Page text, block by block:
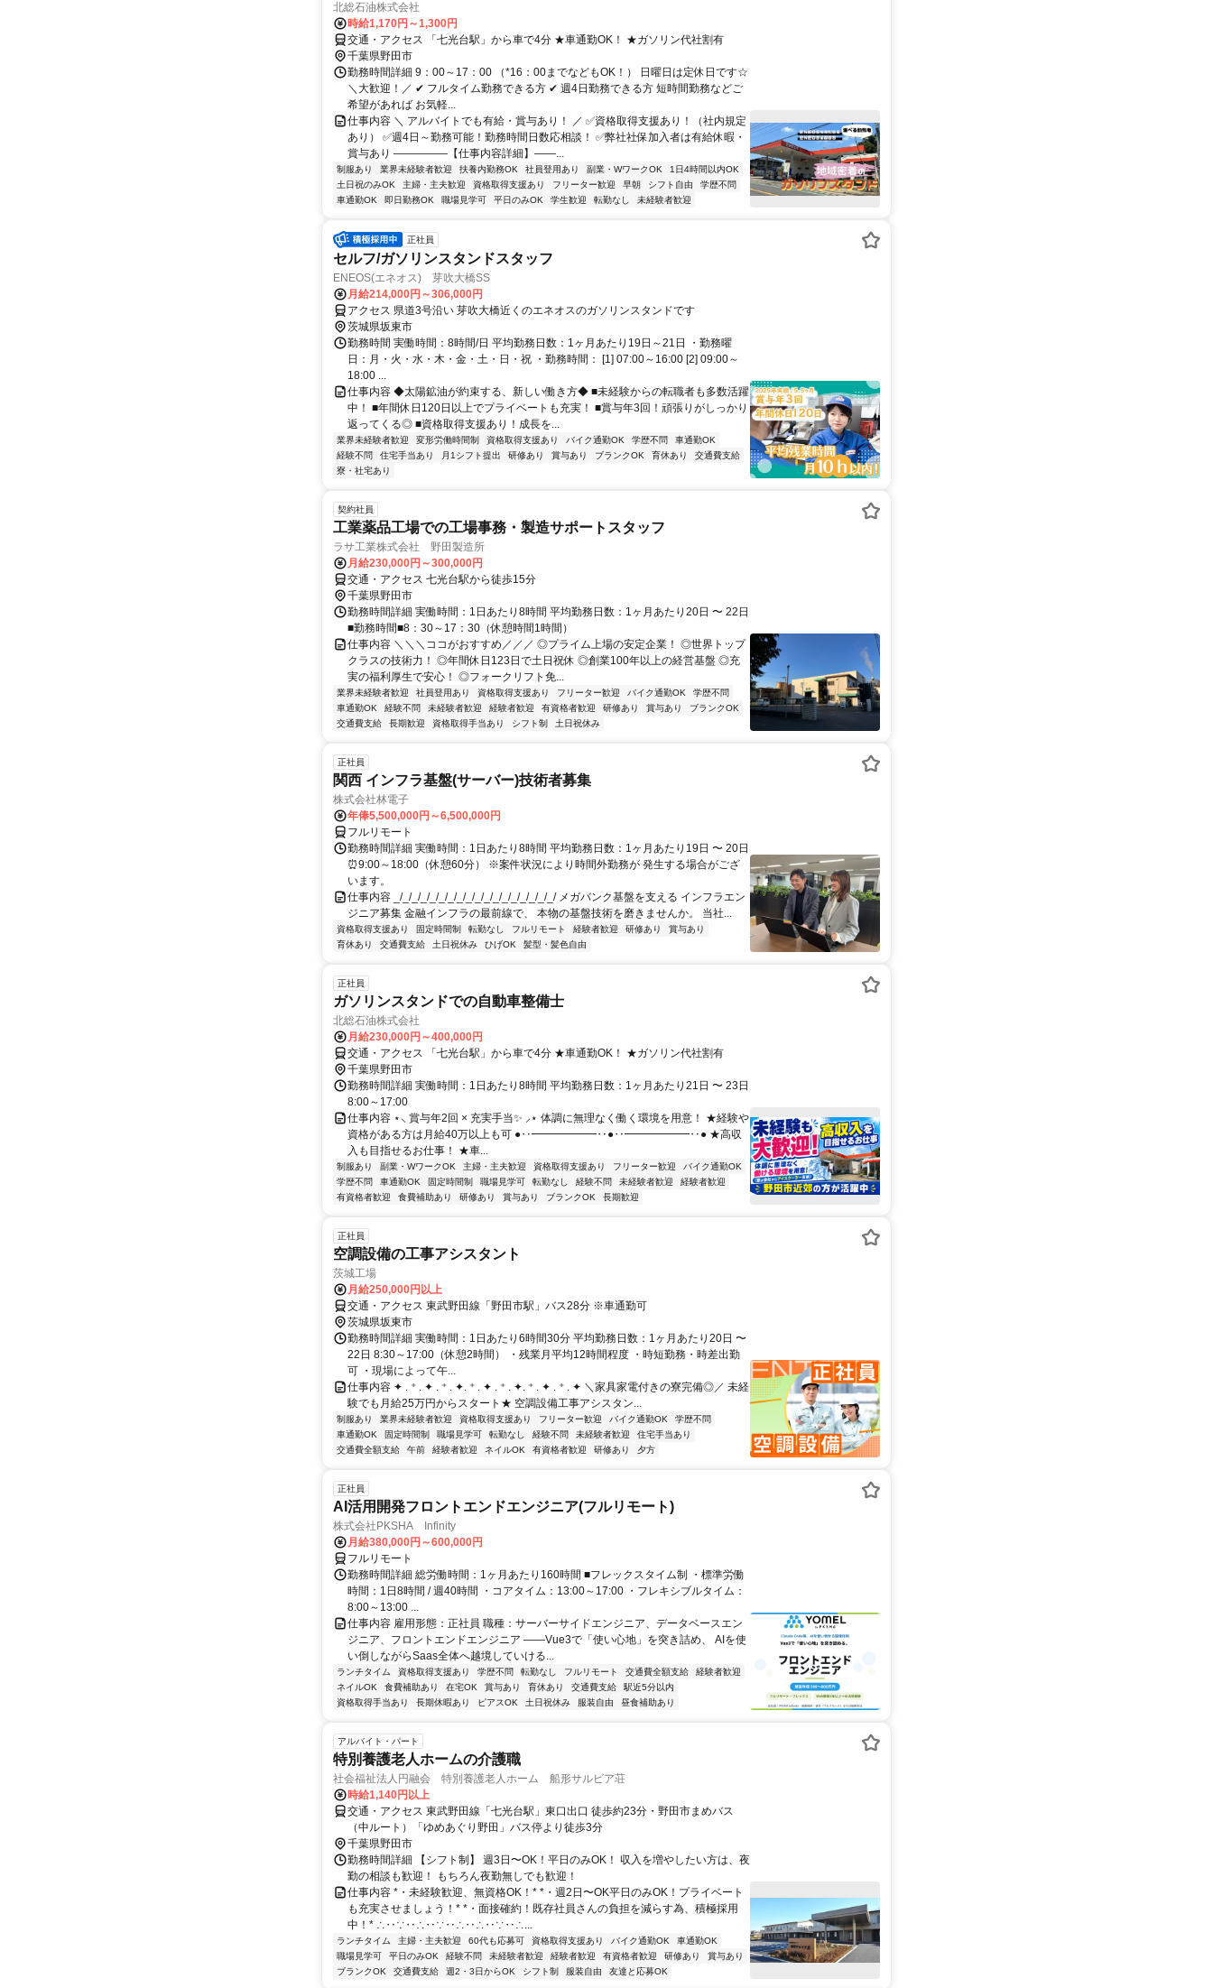
北総石油株式会社
時給1,170円～1,300円
交通・アクセス 「七光台駅」から車で4分 ★車通勤OK！ ★ガソリン代社割有
千葉県野田市
勤務時間詳細 9：00～17：00 （*16：00までなどもOK！） 日曜日は定休日です☆
＼大歓迎！／ ✔ フルタイム勤務できる方 ✔ 週4日勤務できる方 短時間勤務などご
希望があれば お気軽...
仕事内容 ＼ アルバイトでも有給・賞与あり！ ／ ✅資格取得支援あり！（社内規定
あり） ✅週4日～勤務可能！勤務時間日数応相談！ ✅弊社社保加入者は有給休暇・
賞与あり ―――――【仕事内容詳細】――...
制服あり 業界未経験者歓迎 扶養内勤務OK 社員登用あり 副業・WワークOK
1日4時間以内OK
土日祝のみOK
主婦・主夫歓迎 資格取得支援あり フリーター歓迎 早朝 シフト自由
学歴不問
車通勤OK
即日勤務OK 職場見学可 平日のみOK 学生歓迎 転勤なし 未経験者歓迎
正社員
セルフ/ガソリンスタンドスタッフ
ENEOS(エネオス) 芽吹大橋SS
月給214,000円～306,000円
アクセス 県道3号沿い 芽吹大橋近くのエネオスのガソリンスタンドです
茨城県坂東市
勤務時間 実働時間：8時間/日 平均勤務日数：1ヶ月あたり19日～21日 ・勤務曜
日：月・火・水・木・金・土・日・祝 ・勤務時間： [1] 07:00～16:00 [2] 09:00～
18:00 ...
仕事内容 ◆太陽鉱油が約束する、新しい働き方◆ ■未経験からの転職者も多数活躍
中！ ■年間休日120日以上でプライベートも充実！ ■賞与年3回！頑張りがしっかり
返ってくる◎ ■資格取得支援あり！成長を...
業界未経験者歓迎 変形労働時間制 資格取得支援あり バイク通勤OK 学歴不問
車通勤OK
経験不問
住宅手当あり 月1シフト提出 研修あり 賞与あり ブランクOK 育休あり
交通費支給
寮・社宅あり
契約社員
工業薬品工場での工場事務・製造サポートスタッフ
ラサ工業株式会社 野田製造所
月給230,000円～300,000円
交通・アクセス 七光台駅から徒歩15分
千葉県野田市
勤務時間詳細 実働時間：1日あたり8時間 平均勤務日数：1ヶ月あたり20日 〜 22日
■勤務時間■8：30～17：30（休憩時間1時間）
仕事内容 ＼＼＼ココがおすすめ／／／ ◎プライム上場の安定企業！ ◎世界トップ
クラスの技術力！ ◎年間休日123日で土日祝休 ◎創業100年以上の経営基盤 ◎充
実の福利厚生で安心！ ◎フォークリフト免...
業界未経験者歓迎 社員登用あり 資格取得支援あり フリーター歓迎 バイク通勤OK
学歴不問
車通勤OK
経験不問 未経験者歓迎 経験者歓迎 有資格者歓迎 研修あり 賞与あり
ブランクOK
交通費支給
長期歓迎 資格取得手当あり シフト制 土日祝休み
正社員
関西 インフラ基盤(サーバー)技術者募集
株式会社林電子
年俸5,500,000円～6,500,000円
フルリモート
勤務時間詳細 実働時間：1日あたり8時間 平均勤務日数：1ヶ月あたり19日 〜 20日
⏰9:00～18:00（休憩60分） ※案件状況により時間外勤務が 発生する場合がござ
います。
仕事内容 _/_/_/_/_/_/_/_/_/_/_/_/_/_/_/_/_/_/ メガバンク基盤を支える インフラエン
ジニア募集 金融インフラの最前線で、 本物の基盤技術を磨きませんか。 当社...
資格取得支援あり 固定時間制 転勤なし フルリモート 経験者歓迎 研修あり
賞与あり
育休あり
交通費支給 土日祝休み ひげOK 髪型・髪色自由
正社員
ガソリンスタンドでの自動車整備士
北総石油株式会社
月給230,000円～400,000円
交通・アクセス 「七光台駅」から車で4分 ★車通勤OK！ ★ガソリン代社割有
千葉県野田市
勤務時間詳細 実働時間：1日あたり8時間 平均勤務日数：1ヶ月あたり21日 〜 23日
8:00～17:00
仕事内容 ⋆⸜ 賞与年2回 × 充実手当✨ ⸝⋆ 体調に無理なく働く環境を用意！ ★経験や
資格がある方は月給40万以上も可 ●‥━━━━━━‥●‥━━━━━━‥● ★高収
入も目指せるお仕事！ ★車...
制服あり 副業・WワークOK 主婦・主夫歓迎 資格取得支援あり フリーター歓迎
バイク通勤OK
学歴不問
車通勤OK 固定時間制 職場見学可 転勤なし 経験不問 未経験者歓迎
経験者歓迎
有資格者歓迎
食費補助あり 研修あり 賞与あり ブランクOK 長期歓迎
正社員
空調設備の工事アシスタント
茨城工場
月給250,000円以上
交通・アクセス 東武野田線「野田市駅」バス28分 ※車通勤可
茨城県坂東市
勤務時間詳細 実働時間：1日あたり6時間30分 平均勤務日数：1ヶ月あたり20日 〜
22日 8:30～17:00（休憩2時間） ・残業月平均12時間程度 ・時短勤務・時差出勤
可 ・現場によって午...
仕事内容 ✦ . ⁺ . ✦ . ⁺ . ✦. ⁺ . ✦ . ⁺ . ✦. ⁺ . ✦ . ⁺ . ✦ ＼家具家電付きの寮完備◎／ 未経
験でも月給25万円からスタート★ 空調設備工事アシスタン...
制服あり 業界未経験者歓迎 資格取得支援あり フリーター歓迎 バイク通勤OK
学歴不問
車通勤OK
固定時間制 職場見学可 転勤なし 経験不問 未経験者歓迎
住宅手当あり
交通費全額支給
午前 経験者歓迎 ネイルOK 有資格者歓迎 研修あり 夕方
正社員
AI活用開発フロントエンドエンジニア(フルリモート)
株式会社PKSHA Infinity
月給380,000円～600,000円
フルリモート
勤務時間詳細 総労働時間：1ヶ月あたり160時間 ■フレックスタイム制 ・標準労働
時間：1日8時間 / 週40時間 ・コアタイム：13:00～17:00 ・フレキシブルタイム：
8:00～13:00 ...
仕事内容 雇用形態：正社員 職種：サーバーサイドエンジニア、データベースエン
ジニア、フロントエンドエンジニア ――Vue3で「使い心地」を突き詰め、 AIを使
い倒しながらSaas全体へ越境していける...
ランチタイム 資格取得支援あり 学歴不問 転勤なし フルリモート 交通費全額支給
経験者歓迎
ネイルOK
食費補助あり 在宅OK 賞与あり 育休あり 交通費支給
駅近5分以内
資格取得手当あり
長期休暇あり ピアスOK 土日祝休み 服装自由 昼食補助あり
アルバイト・パート
特別養護老人ホームの介護職
社会福祉法人円融会 特別養護老人ホーム 船形サルビア荘
時給1,140円以上
交通・アクセス 東武野田線「七光台駅」東口出口 徒歩約23分・野田市まめバス
（中ルート）「ゆめあぐり野田」バス停より徒歩3分
千葉県野田市
勤務時間詳細 【シフト制】 週3日〜OK！平日のみOK！ 収入を増やしたい方は、夜
勤の相談も歓迎！ もちろん夜勤無しでも歓迎！
仕事内容 *・未経験歓迎、無資格OK！* *・週2日〜OK平日のみOK！プライベート
も充実させましょう！* *・面接確約！既存社員さんの負担を減らす為、積極採用
中！* ∴‥∵‥∴‥∵‥∴‥∴‥∵‥∴...
ランチタイム 主婦・主夫歓迎 60代も応募可 資格取得支援あり バイク通勤OK
車通勤OK
職場見学可
平日のみOK 経験不問 未経験者歓迎 経験者歓迎 有資格者歓迎 研修あり
賞与あり
ブランクOK
交通費支給 週2・3日からOK シフト制 服装自由 友達と応募OK